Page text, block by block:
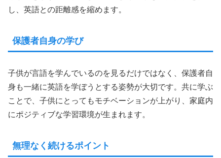
し、英語との距離感を縮めます。
保護者自身の学び
子供が言語を学んでいるのを見るだけではなく、保護者自
身も一緒に英語を学ぼうとする姿勢が大切です。共に学ぶ
ことで、子供にとってもモチベーションが上がり、家庭内
にポジティブな学習環境が生まれます。
無理なく続けるポイント